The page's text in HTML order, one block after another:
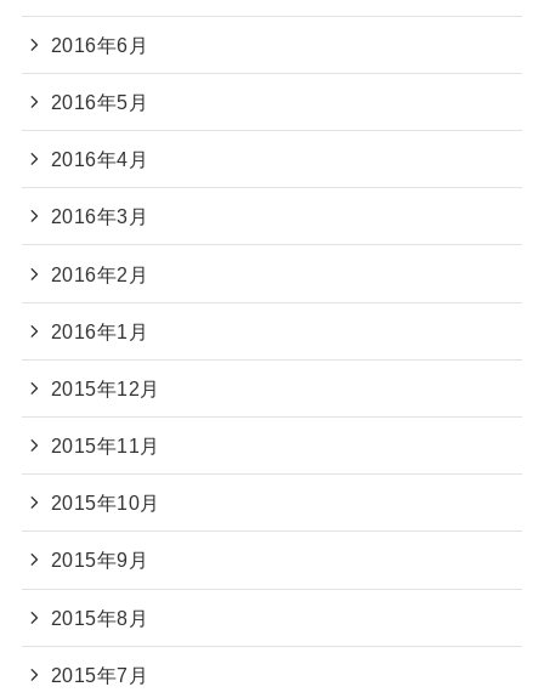
2016年6月
2016年5月
2016年4月
2016年3月
2016年2月
2016年1月
2015年12月
2015年11月
2015年10月
2015年9月
2015年8月
2015年7月